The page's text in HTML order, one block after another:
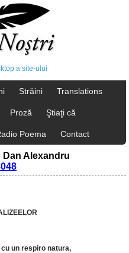
a site-ului
Străini Translations
Proză Ştiaţi că
Poema Contact
Dan Alexandru
un respiro natura,